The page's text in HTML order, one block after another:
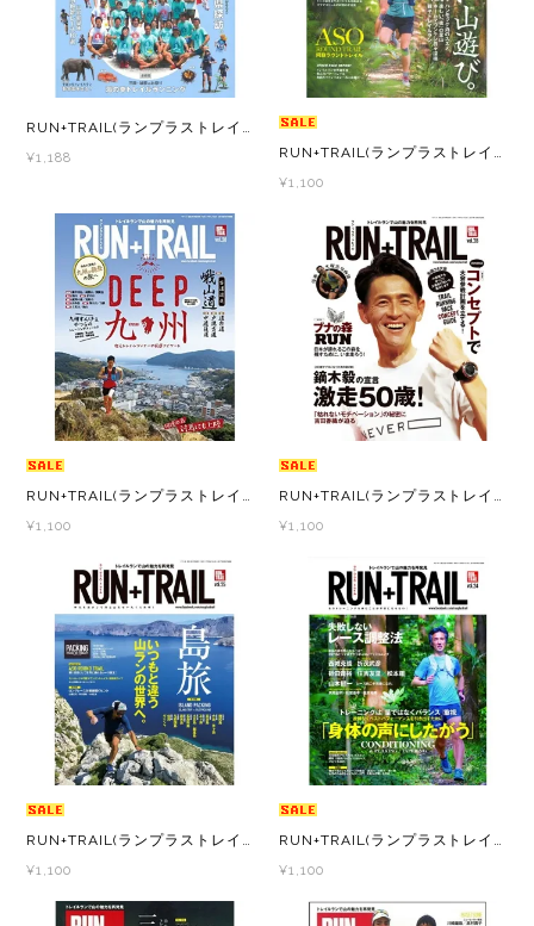
patagonia(パタゴニア)
PRO-TEC(プロテック)
R×L(アールエル)
ranor(ラナー)
RAIDLIGHT(レイドライト)
ROARK(ロアーク)
RYOGEN(リョウゲン)
SALOMON(サロモン)
STAMP RUN & CO (スタンプ ランアンド
STATIC(スタティック)
THY (ティーエイチワイ)
¥1,188
¥1,100
RUN+TRAIL(ランプラストレイル) Vol.30 山遊びの魅力を追求＆提案する専門誌
¥1,100
RUN+TRAIL(ランプラストレイル) Vol.28 山遊びの魅力を追求＆提案する専門誌
¥1,100
RUN+TRAIL(ランプラストレイル) Vol.25 山遊びの魅力を追求＆提案する専門誌
¥1,100
RUN+TRAIL(ランプラストレイル) Vol.24 山遊びの魅力を追求＆提案する専門誌
¥1,100